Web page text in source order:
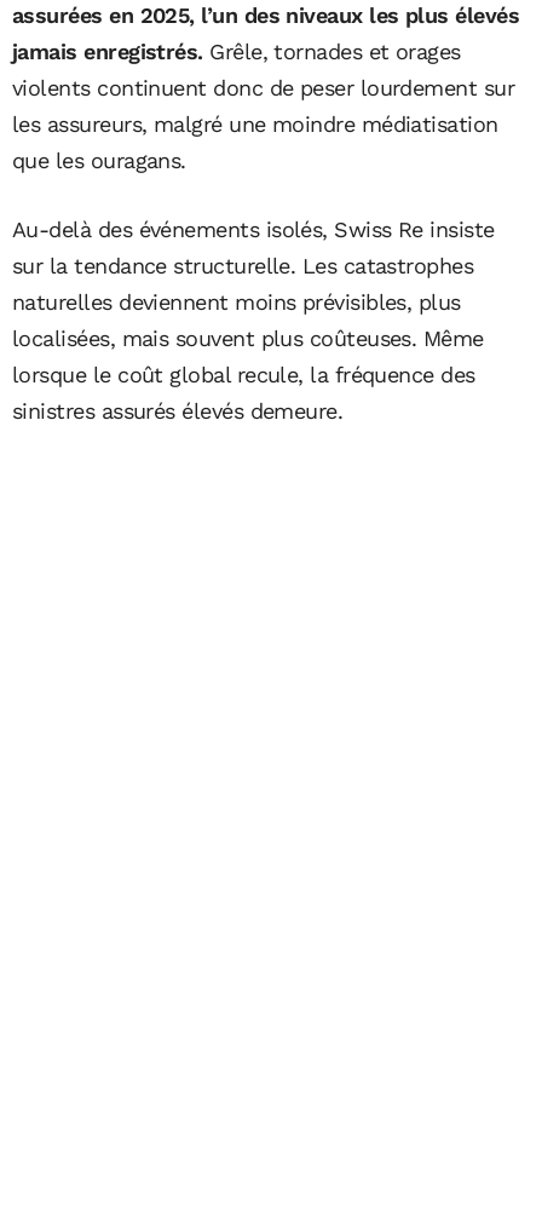
assurées en 2025, l’un des niveaux les plus élevés
jamais enregistrés. Grêle, tornades et orages
violents continuent donc de peser lourdement sur
les assureurs, malgré une moindre médiatisation
que les ouragans.
Au-delà des événements isolés, Swiss Re insiste
sur la tendance structurelle. Les catastrophes
naturelles deviennent moins prévisibles, plus
localisées, mais souvent plus coûteuses. Même
lorsque le coût global recule, la fréquence des
sinistres assurés élevés demeure.